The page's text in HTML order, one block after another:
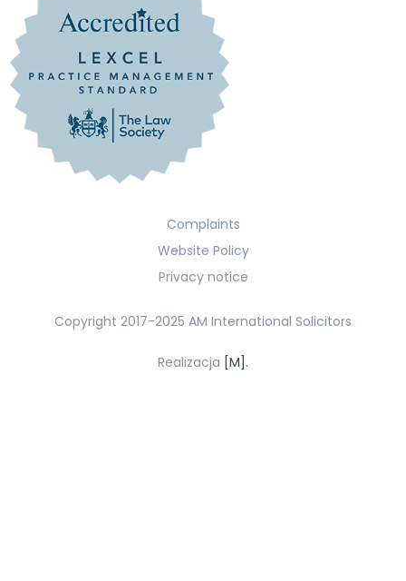
Complaints
Website Policy
Privacy notice
Copyright 2017-2025 AM International Solicitors
Realizacja [M].